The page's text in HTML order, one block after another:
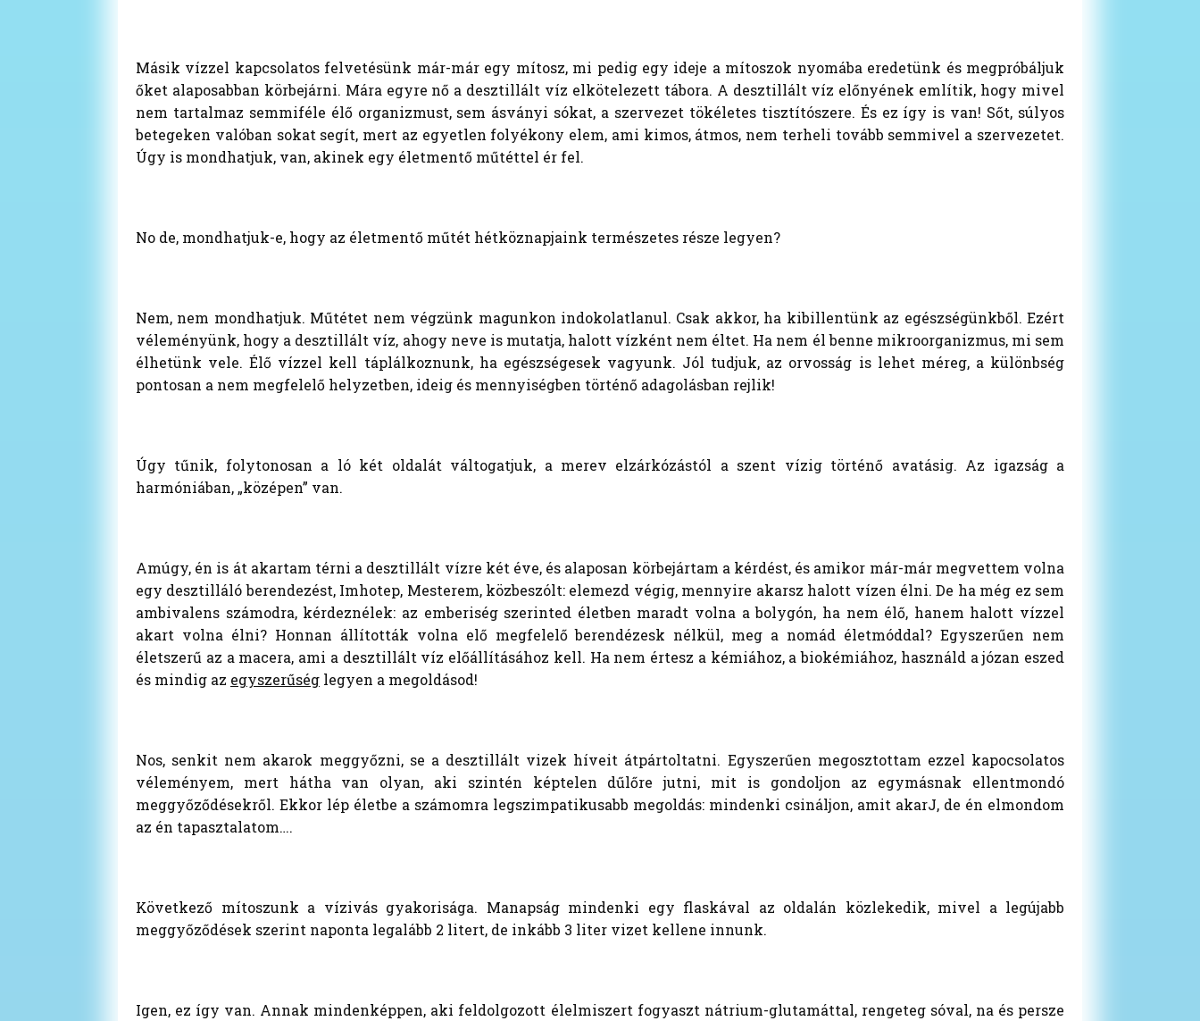
Másik vízzel kapcsolatos felvetésünk már-már egy mítosz, mi pedig egy ideje a mítoszok nyomába eredetünk és megpróbáljuk
őket alaposabban körbejárni. Mára egyre nő a desztillált víz elkötelezett tábora. A desztillált víz előnyének említik, hogy mivel
nem tartalmaz semmiféle élő organizmust, sem ásványi sókat, a szervezet tökéletes tisztítószere. És ez így is van! Sőt, súlyos
betegeken valóban sokat segít, mert az egyetlen folyékony elem, ami kimos, átmos, nem terheli tovább semmivel a szervezetet.
Úgy is mondhatjuk, van, akinek egy életmentő műtéttel ér fel.
No de, mondhatjuk-e, hogy az életmentő műtét hétköznapjaink természetes része legyen?
Nem, nem mondhatjuk. Műtétet nem végzünk magunkon indokolatlanul. Csak akkor, ha kibillentünk az egészségünkből. Ezért
véleményünk, hogy a desztillált víz, ahogy neve is mutatja, halott vízként nem éltet. Ha nem él benne mikroorganizmus, mi sem
élhetünk vele. Élő vízzel kell táplálkoznunk, ha egészségesek vagyunk. Jól tudjuk, az orvosság is lehet méreg, a különbség
pontosan a nem megfelelő helyzetben, ideig és mennyiségben történő adagolásban rejlik!
Úgy tűnik, folytonosan a ló két oldalát váltogatjuk, a merev elzárkózástól a szent vízig történő avatásig. Az igazság a
harmóniában, „középen” van.
Amúgy, én is át akartam térni a desztillált vízre két éve, és alaposan körbejártam a kérdést, és amikor már-már megvettem volna
egy desztilláló berendezést, Imhotep, Mesterem, közbeszólt: elemezd végig, mennyire akarsz halott vízen élni. De ha még ez sem
ambivalens számodra, kérdeznélek: az emberiség szerinted életben maradt volna a bolygón, ha nem élő, hanem halott vízzel
akart volna élni? Honnan állították volna elő megfelelő berendézesk nélkül, meg a nomád életmóddal? Egyszerűen nem
életszerű az a macera, ami a desztillált víz előállításához kell. Ha nem értesz a kémiához, a biokémiához, használd a józan eszed
és mindig az egyszerűség legyen a megoldásod!
Nos, senkit nem akarok meggyőzni, se a desztillált vizek híveit átpártoltatni. Egyszerűen megosztottam ezzel kapocsolatos
véleményem, mert hátha van olyan, aki szintén képtelen dűlőre jutni, mit is gondoljon az egymásnak ellentmondó
meggyőződésekről. Ekkor lép életbe a számomra legszimpatikusabb megoldás: mindenki csináljon, amit akarJ, de én elmondom
az én tapasztalatom….
Következő mítoszunk a vízivás gyakorisága. Manapság mindenki egy flaskával az oldalán közlekedik, mivel a legújabb
meggyőződések szerint naponta legalább 2 litert, de inkább 3 liter vizet kellene innunk.
Igen, ez így van. Annak mindenképpen, aki feldolgozott élelmiszert fogyaszt nátrium-glutamáttal, rengeteg sóval, na és persze